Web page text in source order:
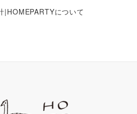
|HOMEPARTYについて